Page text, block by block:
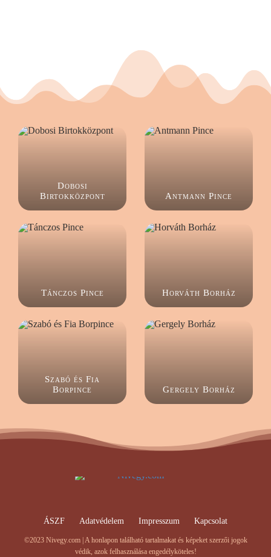
Dobosi
Birtokközpont
Antmann Pince
Tánczos Pince Horváth Borház
Szabó és Fia
Borpince
Gergely Borház
ÁSZF Adatvédelem Impresszum Kapcsolat
©2023 Nivegy.com | A honlapon található tartalmakat és képeket szerzői jogok
védik, azok felhasználása engedélyköteles!